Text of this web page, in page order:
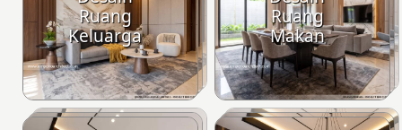
Ruang
Keluarga
Ruang
Makan